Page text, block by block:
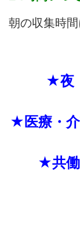
朝の収集時間
★
★医療・
★共働